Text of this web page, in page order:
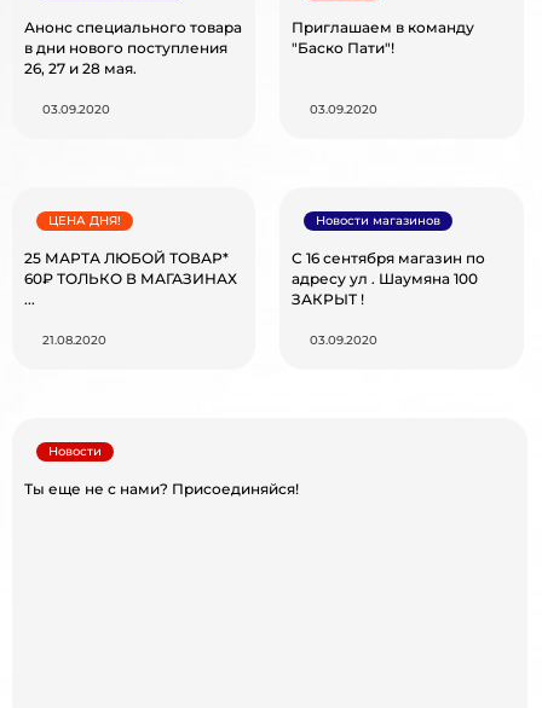
Анонс специального товара
в дни нового поступления
26, 27 и 28 мая.
03.09.2020
Приглашаем в команду
"Баско Пати"!
03.09.2020
25 МАРТА ЛЮБОЙ ТОВАР*
60₽ ТОЛЬКО В МАГАЗИНАХ
...
ЦЕНА ДНЯ!
21.08.2020
С 16 сентября магазин по
адресу ул . Шаумяна 100
ЗАКРЫТ !
Новости магазинов
03.09.2020
Ты еще не с нами? Присоединяйся!
Новости